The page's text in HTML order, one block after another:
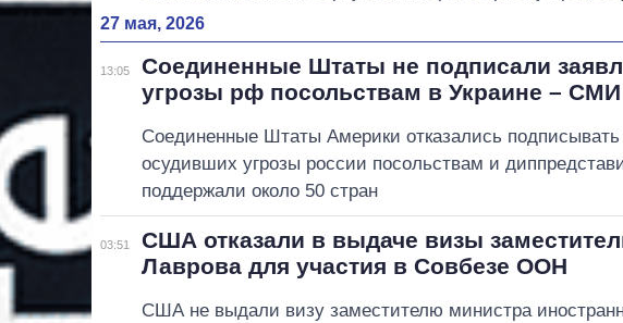
27 мая, 2026
13:05
Соединенные Штаты не подписали
угрозы рф посольствам в Украине – СМИ
Соединенные Штаты Америки отказались
осудивших угрозы россии посольствам и
поддержали около 50 стран
03:51
США отказали в выдаче визы
Лаврова для участия в Совбезе ООН
США не выдали визу заместителю министра